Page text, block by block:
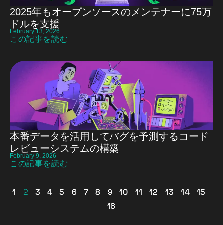
2025年もオープンソースのメンテナーに75万
ドルを支援
February 13, 2026
この記事を読む
本番データを活用してバグを予測するコード
レビューシステムの構築
February 9, 2026
この記事を読む
1 2 3 4 5 6 7 8 9 10 11 12 13 14
15
16